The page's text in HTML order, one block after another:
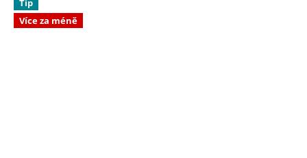
Tip
Více za méně